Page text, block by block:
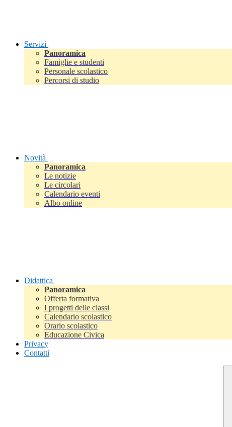
Servizi
Panoramica
Famiglie e studenti
Personale scolastico
Percorsi di studio
Novità
Panoramica
Le notizie
Le circolari
Calendario eventi
Albo online
Didattica
Panoramica
Offerta formativa
I progetti delle classi
Calendario scolastico
Orario scolastico
Educazione Civica
Privacy
Contatti